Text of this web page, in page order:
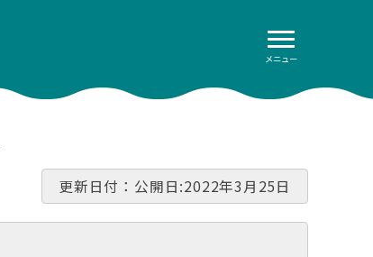
メニュー
更新日付：公開日:2022年3月25日